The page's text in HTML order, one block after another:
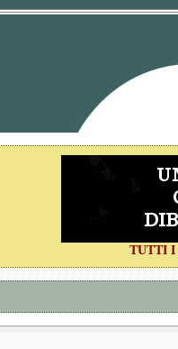
TUTTI I